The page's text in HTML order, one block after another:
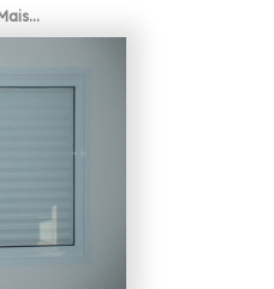
cotação de
quarto de
Santana de
fundação em 2002
mais bem cotadas
A sua equipe de
somente por
que buscam a
em cada pedido e